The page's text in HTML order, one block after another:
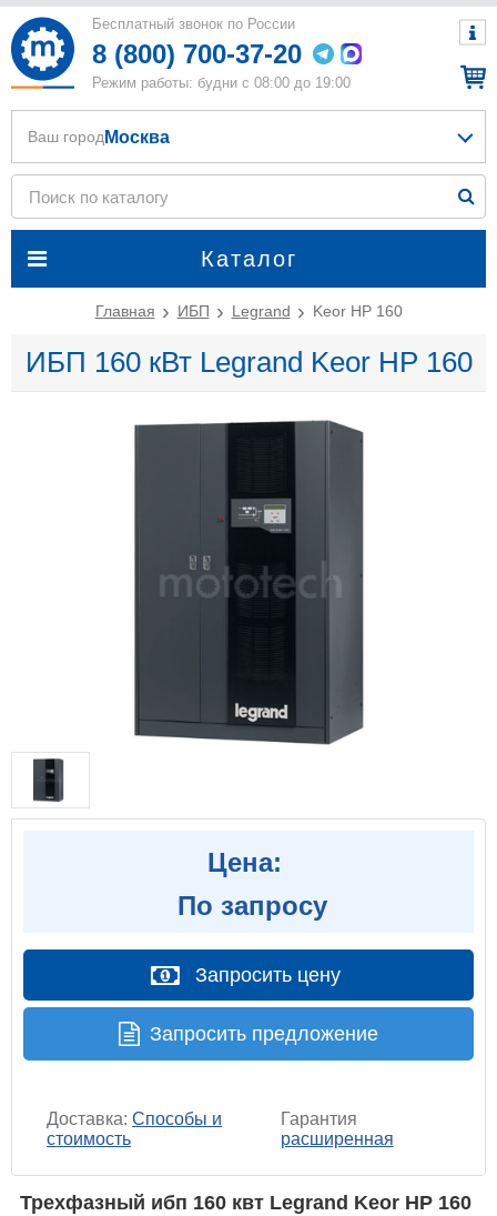
Бесплатный звонок по России
8 (800) 700-37-20
Режим работы: будни с 08:00 до 19:00
Каталог
Ваш город Москва
Главная ИБП Legrand Keor HP 160
ИБП 160 кВт Legrand Keor HP 160
Цена:
По запросу
Запросить цену
Запросить предложение
Доставка: Способы и
стоимость
Гарантия
расширенная
Трехфазный ибп 160 квт Legrand Keor HP 160